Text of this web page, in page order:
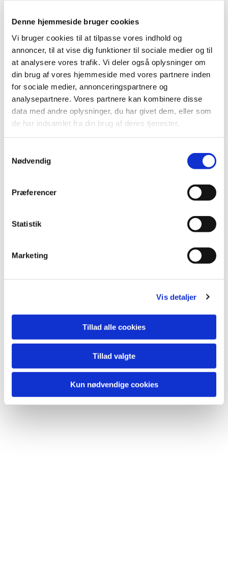
Denne hjemmeside bruger cookies
Vi bruger cookies til at tilpasse vores indhold og
annoncer, til at vise dig funktioner til sociale medier og til
at analysere vores trafik. Vi deler også oplysninger om
din brug af vores hjemmeside med vores partnere inden
for sociale medier, annonceringspartnere og
analysepartnere. Vores partnere kan kombinere disse
data med andre oplysninger, du har givet dem, eller som
de har indsamlet fra din brug af deres tjenester.
Nødvendig
Præferencer
Statistik
Marketing
Vis detaljer
Tillad alle cookies
Tillad valgte
Kun nødvendige cookies
Hver torsdag aften fra januar 2026 mødes AA i
konfirmandstuen.
Alle er velkomne
Du vil måske også kunne
lide...